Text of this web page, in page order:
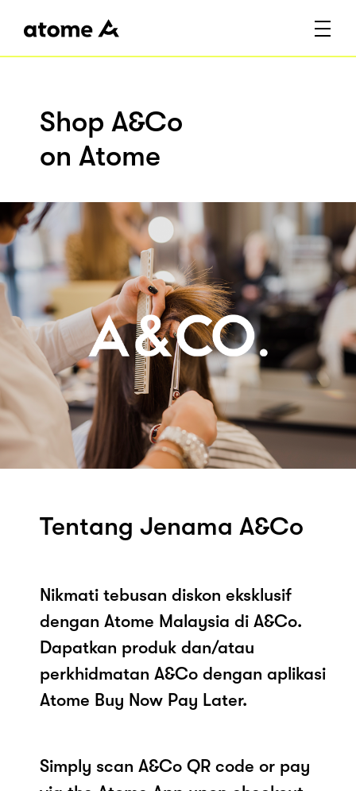
Shop A&Co
on Atome
Tentang Jenama A&Co
Nikmati tebusan diskon eksklusif
dengan Atome Malaysia di A&Co.
Dapatkan produk dan/atau
perkhidmatan A&Co dengan aplikasi
Atome Buy Now Pay Later.
Simply scan A&Co QR code or pay